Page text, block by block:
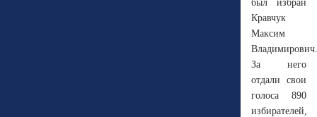
был избран
Кравчук
Максим
Владимирович.
За него
отдали свои
голоса 890
избирателей,